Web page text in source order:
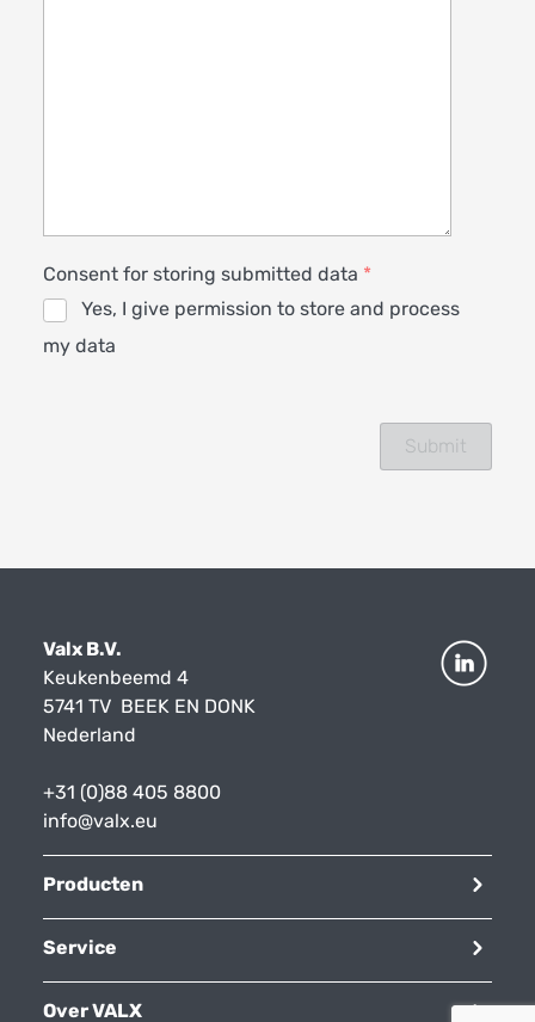
Consent for storing submitted data *
Yes, I give permission to store and process
my data
Valx B.V.
Keukenbeemd 4
5741 TV BEEK EN DONK
Nederland
+31 (0)88 405 8800
info@valx.eu
Producten
Service
Over VALX